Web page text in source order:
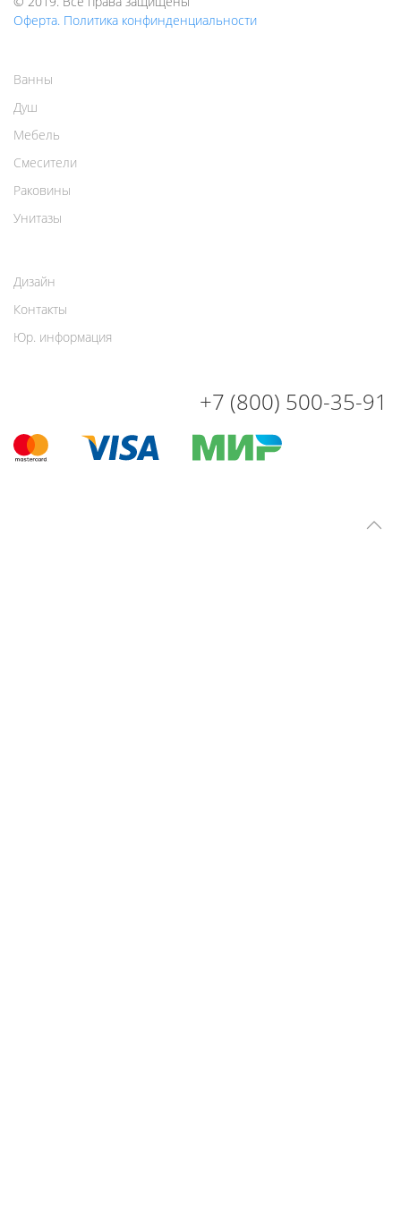
Оферта. Политика конфинденциальности
Ванны
Душ
Мебель
Смесители
Раковины
Унитазы
Дизайн
Контакты
Юр. информация
+7 (800) 500-35-91